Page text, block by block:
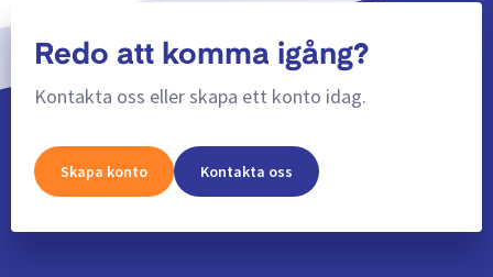
Redo att komma igång?
Kontakta oss eller skapa ett konto idag.
Skapa konto Kontakta oss